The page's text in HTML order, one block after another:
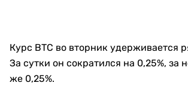
Курс BTC во вторник удерживается
За сутки он сократился на 0,25%, за
же 0,25%.